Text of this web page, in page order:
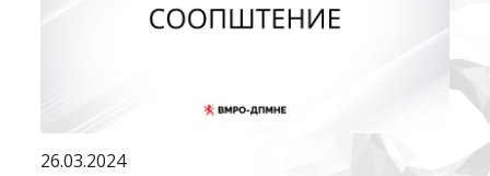
26.03.2024